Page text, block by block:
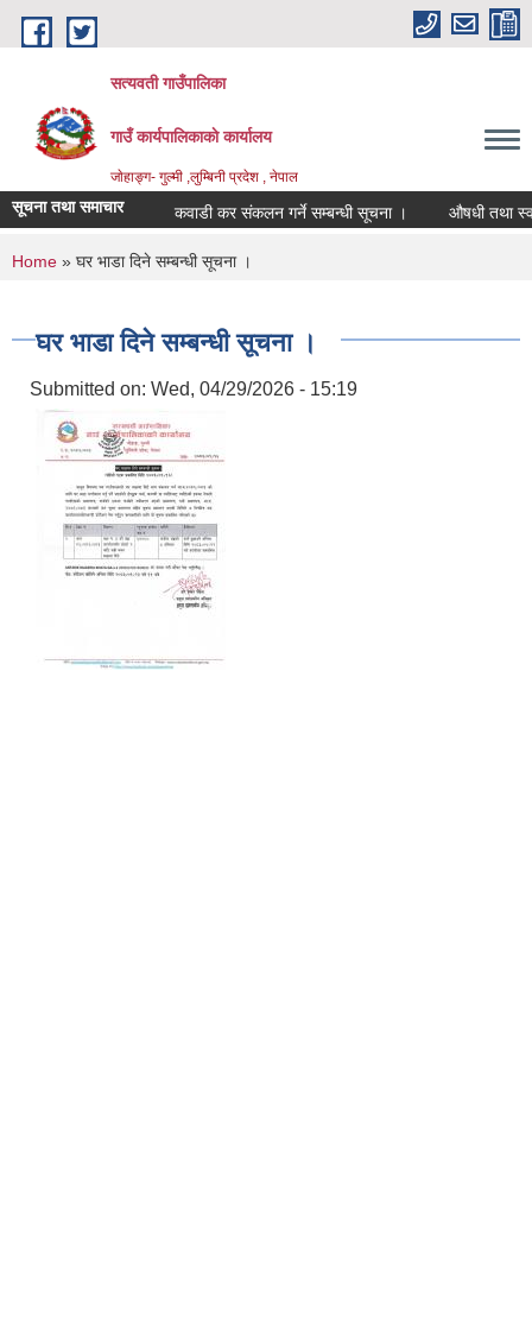
Skip to main content
सत्यवती गाउँपालिका
गाउँ कार्यपालिकाकाे कार्यालय
जाेहाङ्ग- गुल्मी ,लुम्बिनी प्रदेश , नेपाल
सूचना तथा समाचार कवाडी कर संकलन गर्ने सम्बन्धी सूचना । औषधी तथा
You are here
Home » घर भाडा दिने सम्बन्धी सूचना ।
घर भाडा दिने सम्बन्धी सूचना ।
Submitted on: Wed, 04/29/2026 - 15:19